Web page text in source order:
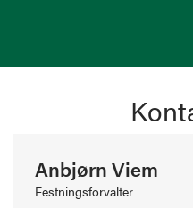
Anbjørn Viem
Festningsforvalter